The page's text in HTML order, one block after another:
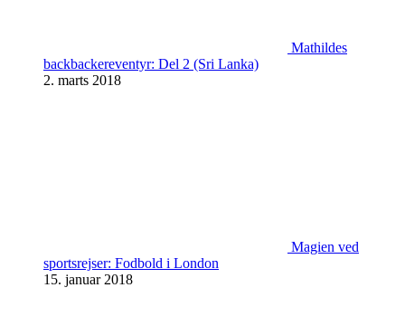
Mathildes
backbackereventyr: Del 2 (Sri Lanka)
2. marts 2018
Magien ved
sportsrejser: Fodbold i London
15. januar 2018